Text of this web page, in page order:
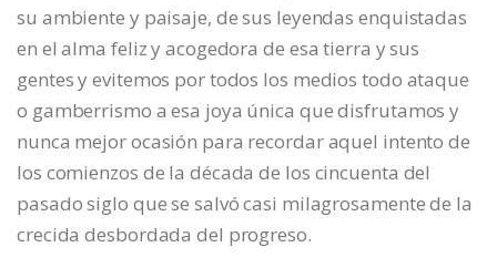
su ambiente y paisaje, de sus leyendas enquistadas
en el alma feliz y acogedora de esa tierra y sus
gentes y evitemos por todos los medios todo ataque
o gamberrismo a esa joya única que disfrutamos y
nunca mejor ocasión para recordar aquel intento de
los comienzos de la década de los cincuenta del
pasado siglo que se salvó casi milagrosamente de la
crecida desbordada del progreso.